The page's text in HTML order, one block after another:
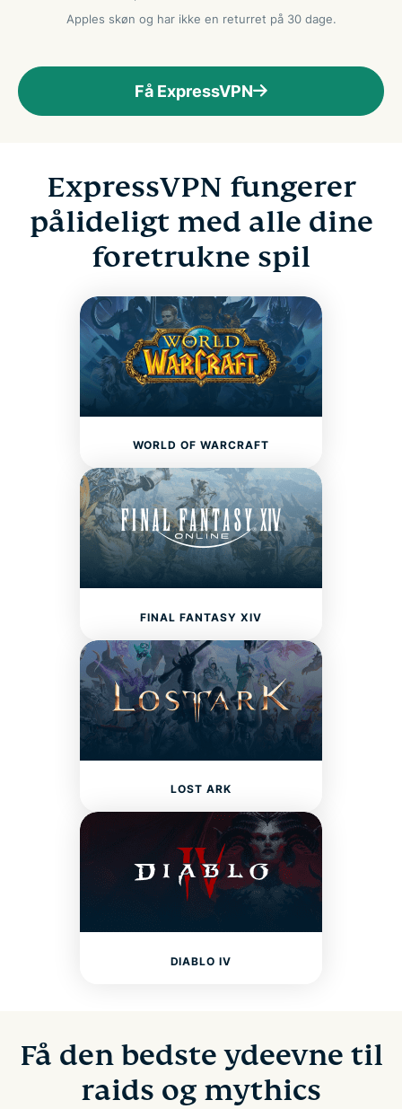
Apples skøn og har ikke en returret på 30 dage.
Få ExpressVPN
ExpressVPN fungerer
pålideligt med alle dine
foretrukne spil
WORLD OF WARCRAFT
FINAL FANTASY XIV
LOST ARK
DIABLO IV
Få den bedste ydeevne til
raids og mythics